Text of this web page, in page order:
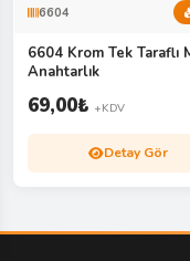
6604
6604 Krom Tek Taraflı
Anahtarlık
69,00₺ +KDV
Detay Gör